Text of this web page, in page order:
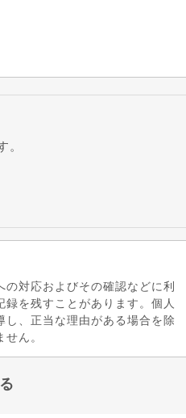
。
対応およびその確認などに利
を残すことがあります。個人
、正当な理由がある場合を除
せん。